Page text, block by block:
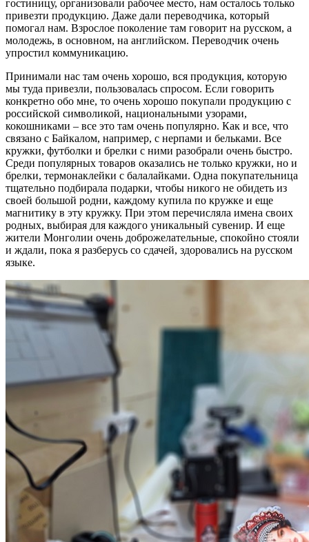
гостиницу, организовали рабочее место, нам осталось только
привезти продукцию. Даже дали переводчика, который
помогал нам. Взрослое поколение там говорит на русском, а
молодежь, в основном, на английском. Переводчик очень
упростил коммуникацию.
Принимали нас там очень хорошо, вся продукция, которую
мы туда привезли, пользовалась спросом. Если говорить
конкретно обо мне, то очень хорошо покупали продукцию с
российской символикой, национальными узорами,
кокошниками – все это там очень популярно. Как и все, что
связано с Байкалом, например, с нерпами и бельками. Все
кружки, футболки и брелки с ними разобрали очень быстро.
Среди популярных товаров оказались не только кружки, но и
брелки, термонаклейки с балалайками. Одна покупательница
тщательно подбирала подарки, чтобы никого не обидеть из
своей большой родни, каждому купила по кружке и еще
магнитику в эту кружку. При этом перечисляла имена своих
родных, выбирая для каждого уникальный сувенир. И еще
жители Монголии очень доброжелательные, спокойно стояли
и ждали, пока я разберусь со сдачей, здоровались на русском
языке.